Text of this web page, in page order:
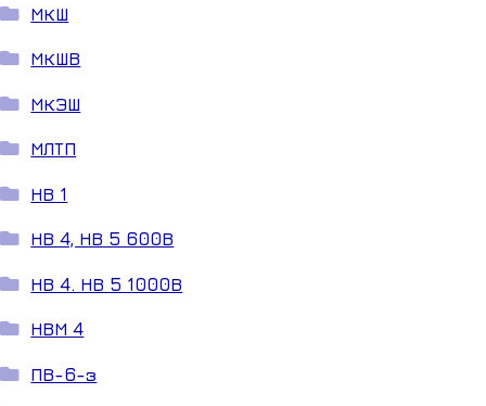
МКШ
МКШВ
МКЭШ
МЛТП
НВ 1
НВ 4, НВ 5 600В
НВ 4. НВ 5 1000В
НВМ 4
ПВ-6-з